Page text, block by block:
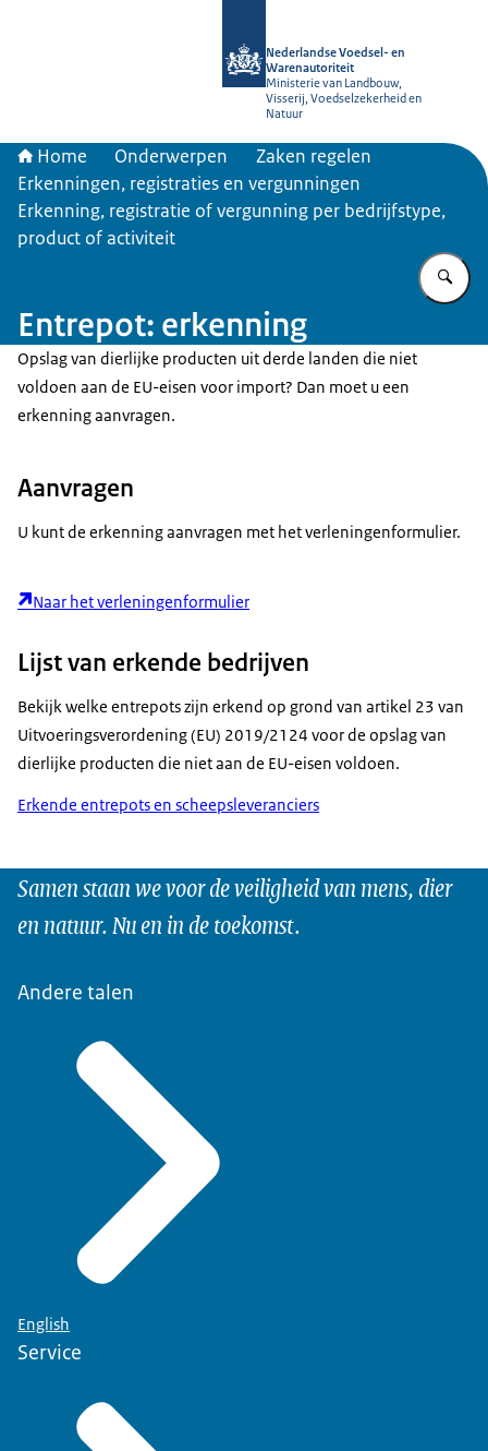
Nederlandse Voedsel- en
Warenautoriteit
Ministerie van Landbouw,
Visserij, Voedselzekerheid en
Natuur
Home Onderwerpen
Zaken regelen
Erkenningen, registraties en vergunningen
Erkenning, registratie of vergunning per bedrijfstype,
product of activiteit
Entrepot: erkenning
Opslag van dierlijke producten uit derde landen die niet
voldoen aan de EU-eisen voor import? Dan moet u een
erkenning aanvragen.
Aanvragen
U kunt de erkenning aanvragen met het verleningenformulier.
Naar het verleningenformulier
Lijst van erkende bedrijven
Bekijk welke entrepots zijn erkend op grond van artikel 23 van
Uitvoeringsverordening (EU) 2019/2124 voor de opslag van
dierlijke producten die niet aan de EU-eisen voldoen.
Erkende entrepots en scheepsleveranciers
Samen staan we voor de veiligheid van mens, dier
en natuur. Nu en in de toekomst.
Andere talen
English
Service